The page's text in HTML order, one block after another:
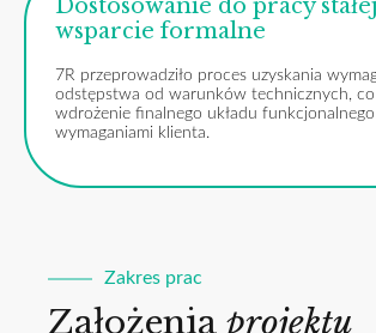
Dostosowanie do pracy
wsparcie formalne
7R przeprowadziło proces uzyskania
odstępstwa od warunków technicznych, co
wdrożenie finalnego układu
wymaganiami klienta.
Zakres prac
Założenia projektu